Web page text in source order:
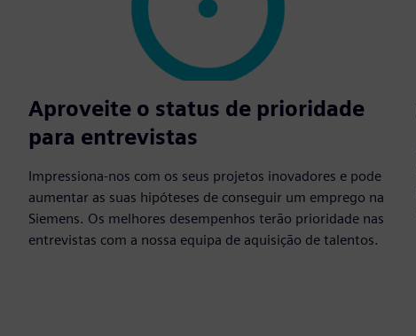
Aproveite o status de prioridade
para entrevistas
Impressiona-nos com os seus projetos inovadores e pode
aumentar as suas hipóteses de conseguir um emprego na
Siemens. Os melhores desempenhos terão prioridade nas
entrevistas com a nossa equipa de aquisição de talentos.